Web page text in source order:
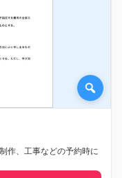
作、工事などの予約時に